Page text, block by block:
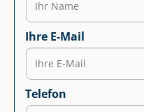
Ihre E-Mail
Telefon